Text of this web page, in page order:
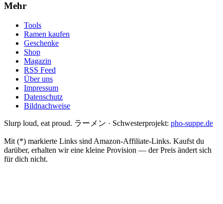
Mehr
Tools
Ramen kaufen
Geschenke
Shop
Magazin
RSS Feed
Über uns
Impressum
Datenschutz
Bildnachweise
Slurp loud, eat proud. ラーメン · Schwesterprojekt: pho-suppe.de
Mit (*) markierte Links sind Amazon-Affiliate-Links. Kaufst du
darüber, erhalten wir eine kleine Provision — der Preis ändert sich
für dich nicht.